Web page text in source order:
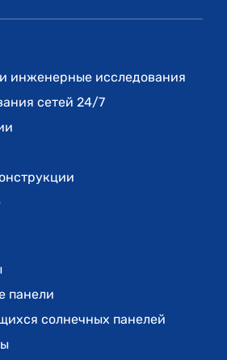
инженерные исследования
сетей 24/7
панели
солнечных панелей